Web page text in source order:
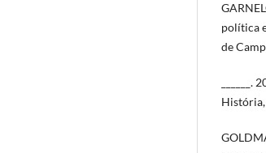
política
de